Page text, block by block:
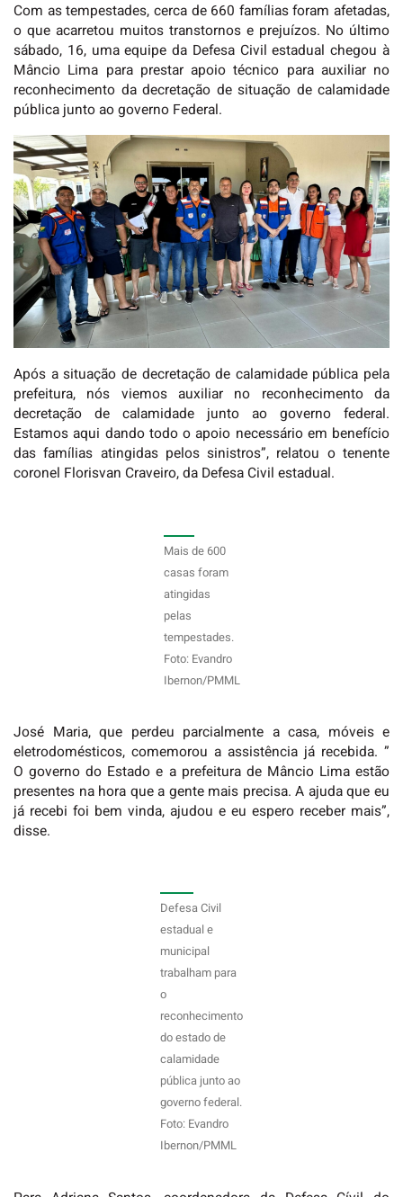
Com as tempestades, cerca de 660 famílias foram afetadas,
o que acarretou muitos transtornos e prejuízos. No último
sábado, 16, uma equipe da Defesa Civil estadual chegou à
Mâncio Lima para prestar apoio técnico para auxiliar no
reconhecimento da decretação de situação de calamidade
pública junto ao governo Federal.
Após a situação de decretação de calamidade pública pela
prefeitura, nós viemos auxiliar no reconhecimento da
decretação de calamidade junto ao governo federal.
Estamos aqui dando todo o apoio necessário em benefício
das famílias atingidas pelos sinistros”, relatou o tenente
coronel Florisvan Craveiro, da Defesa Civil estadual.
Mais de 600
casas foram
atingidas
pelas
tempestades.
Foto: Evandro
Ibernon/PMML
José Maria, que perdeu parcialmente a casa, móveis e
eletrodomésticos, comemorou a assistência já recebida. ”
O governo do Estado e a prefeitura de Mâncio Lima estão
presentes na hora que a gente mais precisa. A ajuda que eu
já recebi foi bem vinda, ajudou e eu espero receber mais”,
disse.
Defesa Civil
estadual e
municipal
trabalham para
o
reconhecimento
do estado de
calamidade
pública junto ao
governo federal.
Foto: Evandro
Ibernon/PMML